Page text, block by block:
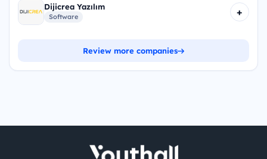
Dijicrea Yazılım
Software +
Review more companies